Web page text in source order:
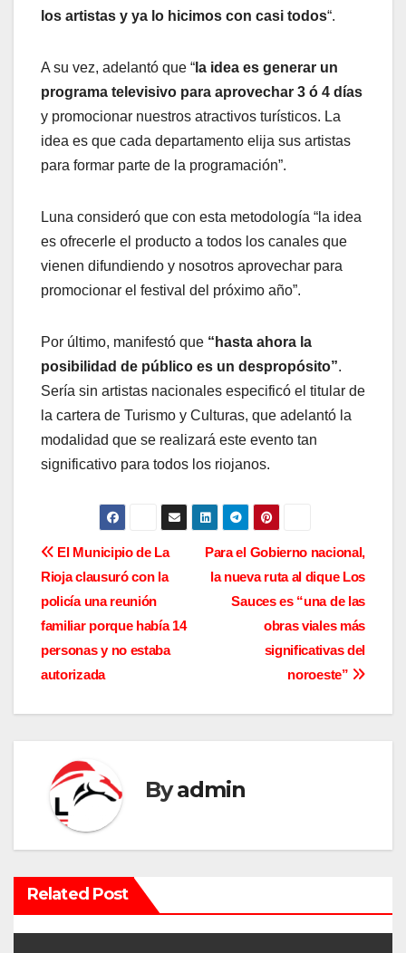
los artistas y ya lo hicimos con casi todos“.
A su vez, adelantó que “ la idea es generar un
programa televisivo para aprovechar 3 ó 4 días
y promocionar nuestros atractivos turísticos. La
idea es que cada departamento elija sus artistas
para formar parte de la programación”.
Luna consideró que con esta metodología “la idea
es ofrecerle el producto a todos los canales que
vienen difundiendo y nosotros aprovechar para
promocionar el festival del próximo año”.
Por último, manifestó que “hasta ahora la
posibilidad de público es un despropósito”.
Sería sin artistas nacionales especificó el titular de
la cartera de Turismo y Culturas, que adelantó la
modalidad que se realizará este evento tan
significativo para todos los riojanos.
N
a
v
e
g
c
ó
n
d
Para el Gobierno nacional,
la nueva ruta al dique Los
Sauces es “una de las
obras viales más
significativas del
noroeste”
El Municipio de La
Rioja clausuró con la
policía una reunión
familiar porque había 14
personas y no estaba
autorizada
Byadmin
Related Post